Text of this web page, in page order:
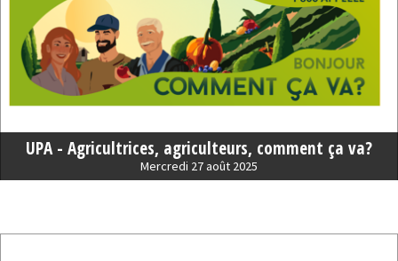
UPA - Agricultrices, agriculteurs, comment ça va?
Mercredi 27 août 2025